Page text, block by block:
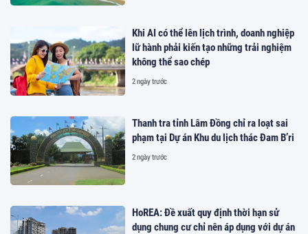
Khi AI có thể lên lịch trình, doanh nghiệp
lữ hành phải kiến tạo những trải nghiệm
không thể sao chép
2 ngày trước
Thanh tra tỉnh Lâm Đồng chỉ ra loạt sai
phạm tại Dự án Khu du lịch thác Đam B’ri
2 ngày trước
HoREA: Đề xuất quy định thời hạn sử
dụng chung cư chỉ nên áp dụng với dự án